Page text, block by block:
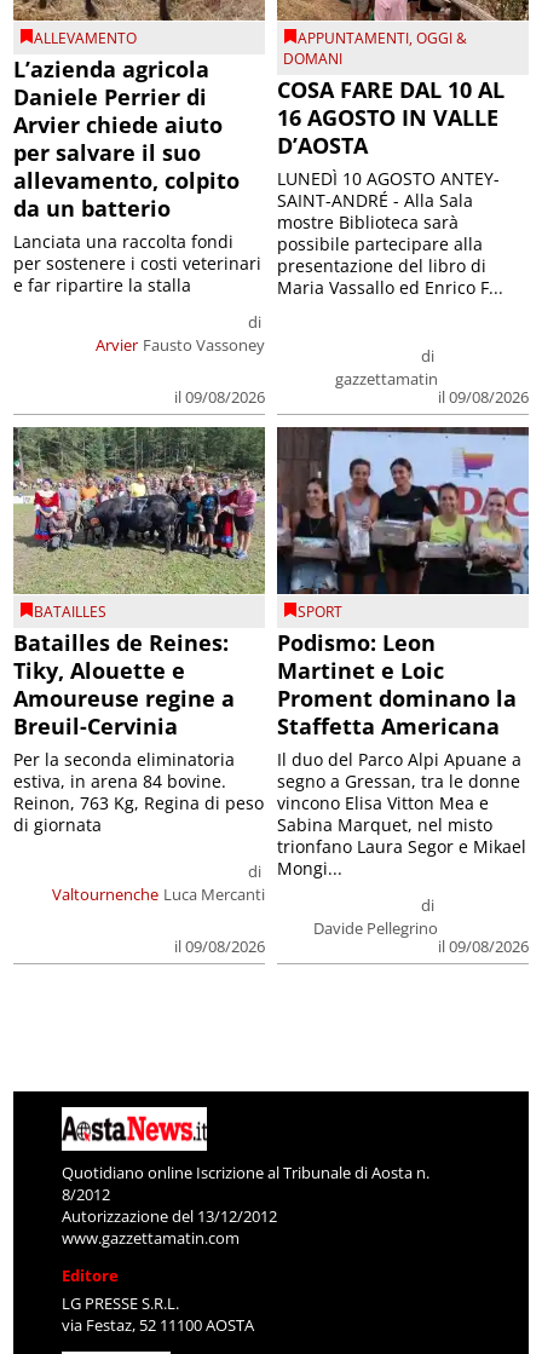
ALLEVAMENTO
L’azienda agricola
Daniele Perrier di
Arvier chiede aiuto
per salvare il suo
allevamento, colpito
da un batterio
Arvier
di
Fausto Vassoney
il 09/08/2026
Lanciata una raccolta fondi
per sostenere i costi veterinari
e far ripartire la stalla
APPUNTAMENTI,OGGI &
DOMANI
COSA FARE DAL 10 AL
16 AGOSTO IN VALLE
D’AOSTA
di
gazzettamatin
il 09/08/2026
LUNEDÌ 10 AGOSTO ANTEY-
SAINT-ANDRÉ - Alla Sala
mostre Biblioteca sarà
possibile partecipare alla
presentazione del libro di
Maria Vassallo ed Enrico F...
BATAILLES
Batailles de Reines:
Tiky, Alouette e
Amoureuse regine a
Breuil-Cervinia
Valtournenche
di
Luca Mercanti
il 09/08/2026
Per la seconda eliminatoria
estiva, in arena 84 bovine.
Reinon, 763 Kg, Regina di peso
di giornata
SPORT
Podismo: Leon
Martinet e Loic
Proment dominano la
Staffetta Americana
di
Davide Pellegrino
il 09/08/2026
Il duo del Parco Alpi Apuane a
segno a Gressan, tra le donne
vincono Elisa Vitton Mea e
Sabina Marquet, nel misto
trionfano Laura Segor e Mikael
Mongi...
Quotidiano online Iscrizione al Tribunale di Aosta n.
8/2012
Autorizzazione del 13/12/2012
www.gazzettamatin.com
Editore
LG PRESSE S.R.L.
via Festaz, 52 11100 AOSTA